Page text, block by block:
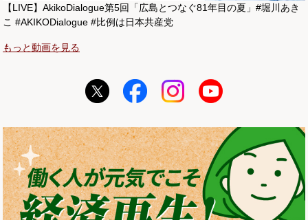
【LIVE】AkikoDialogue第5回「広島とつなぐ81年目の夏」#堀川あき
こ #AKIKODialogue #比例は日本共産党
もっと動画を見る